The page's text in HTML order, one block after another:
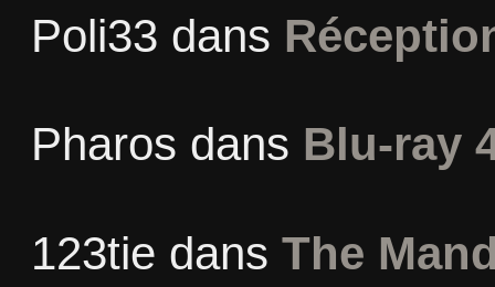
Poli33 dans
Pharos dans Blu-ray
123tie dans The